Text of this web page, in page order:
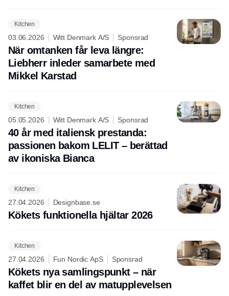
Kitchen
03.06.2026 Witt Denmark A/S Sponsrad
När omtanken får leva längre:
Liebherr inleder samarbete med
Mikkel Karstad
Kitchen
05.05.2026 Witt Denmark A/S Sponsrad
40 år med italiensk prestanda:
passionen bakom LELIT – berättad
av ikoniska Bianca
Kitchen
27.04.2026 Designbase.se
Kökets funktionella hjältar 2026
Kitchen
27.04.2026 Fun Nordic ApS Sponsrad
Kökets nya samlingspunkt – när
kaffet blir en del av matupplevelsen